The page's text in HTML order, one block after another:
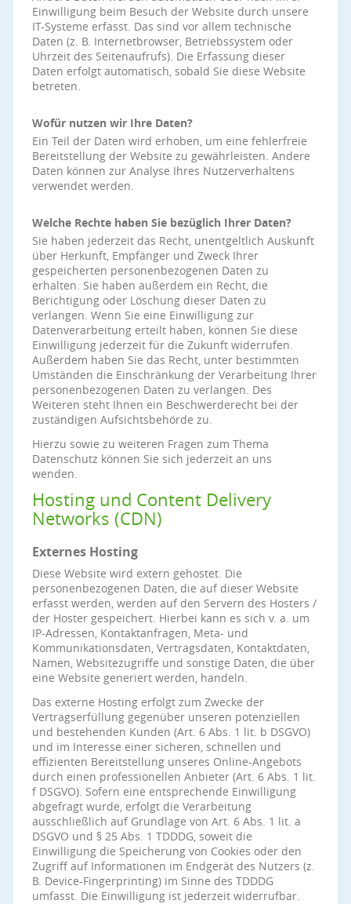
Einwilligung beim Besuch der Website durch unsere
IT-Systeme erfasst. Das sind vor allem technische
Daten (z. B. Internetbrowser, Betriebssystem oder
Uhrzeit des Seitenaufrufs). Die Erfassung dieser
Daten erfolgt automatisch, sobald Sie diese Website
betreten.
Wofür nutzen wir Ihre Daten?
Ein Teil der Daten wird erhoben, um eine fehlerfreie
Bereitstellung der Website zu gewährleisten. Andere
Daten können zur Analyse Ihres Nutzerverhaltens
verwendet werden.
Welche Rechte haben Sie bezüglich Ihrer Daten?
Sie haben jederzeit das Recht, unentgeltlich Auskunft
über Herkunft, Empfänger und Zweck Ihrer
gespeicherten personenbezogenen Daten zu
erhalten. Sie haben außerdem ein Recht, die
Berichtigung oder Löschung dieser Daten zu
verlangen. Wenn Sie eine Einwilligung zur
Datenverarbeitung erteilt haben, können Sie diese
Einwilligung jederzeit für die Zukunft widerrufen.
Außerdem haben Sie das Recht, unter bestimmten
Umständen die Einschränkung der Verarbeitung Ihrer
personenbezogenen Daten zu verlangen. Des
Weiteren steht Ihnen ein Beschwerderecht bei der
zuständigen Aufsichtsbehörde zu.
Hierzu sowie zu weiteren Fragen zum Thema
Datenschutz können Sie sich jederzeit an uns
wenden.
Hosting und Content Delivery
Networks (CDN)
Externes Hosting
Diese Website wird extern gehostet. Die
personenbezogenen Daten, die auf dieser Website
erfasst werden, werden auf den Servern des Hosters /
der Hoster gespeichert. Hierbei kann es sich v. a. um
IP-Adressen, Kontaktanfragen, Meta- und
Kommunikationsdaten, Vertragsdaten, Kontaktdaten,
Namen, Websitezugriffe und sonstige Daten, die über
eine Website generiert werden, handeln.
Das externe Hosting erfolgt zum Zwecke der
Vertragserfüllung gegenüber unseren potenziellen
und bestehenden Kunden (Art. 6 Abs. 1 lit. b DSGVO)
und im Interesse einer sicheren, schnellen und
effizienten Bereitstellung unseres Online-Angebots
durch einen professionellen Anbieter (Art. 6 Abs. 1 lit.
f DSGVO). Sofern eine entsprechende Einwilligung
abgefragt wurde, erfolgt die Verarbeitung
ausschließlich auf Grundlage von Art. 6 Abs. 1 lit. a
DSGVO und § 25 Abs. 1 TDDDG, soweit die
Einwilligung die Speicherung von Cookies oder den
Zugriff auf Informationen im Endgerät des Nutzers (z.
B. Device-Fingerprinting) im Sinne des TDDDG
umfasst. Die Einwilligung ist jederzeit widerrufbar.